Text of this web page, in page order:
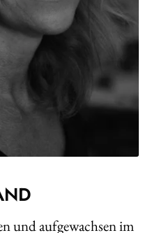
und aufgewachsen im